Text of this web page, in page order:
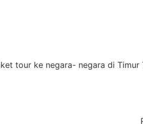
tour ke negara- negara di Timur